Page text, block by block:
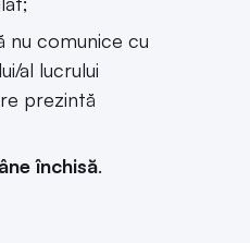
nu comunice cu
al lucrului
prezintă
închisă.